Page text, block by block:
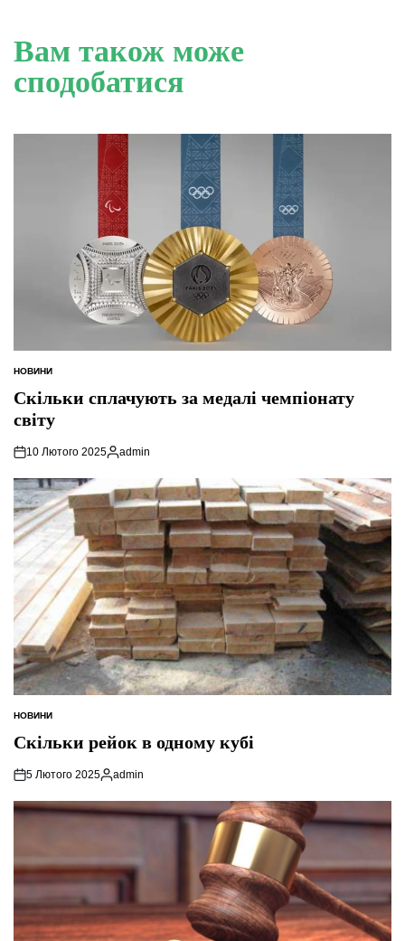
Вам також може
сподобатися
ОПУБЛІКУВАТИ
НОВИНИ
Скільки сплачують за медалі чемпіонату
світу
10 Лютого 2025
Опубліковано
admin
ОПУБЛІКУВАТИ
НОВИНИ
Скільки рейок в одному кубі
5 Лютого 2025
Опубліковано
admin